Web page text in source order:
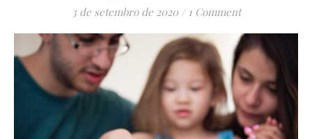
3 de setembro de 2020 / 1 Comment